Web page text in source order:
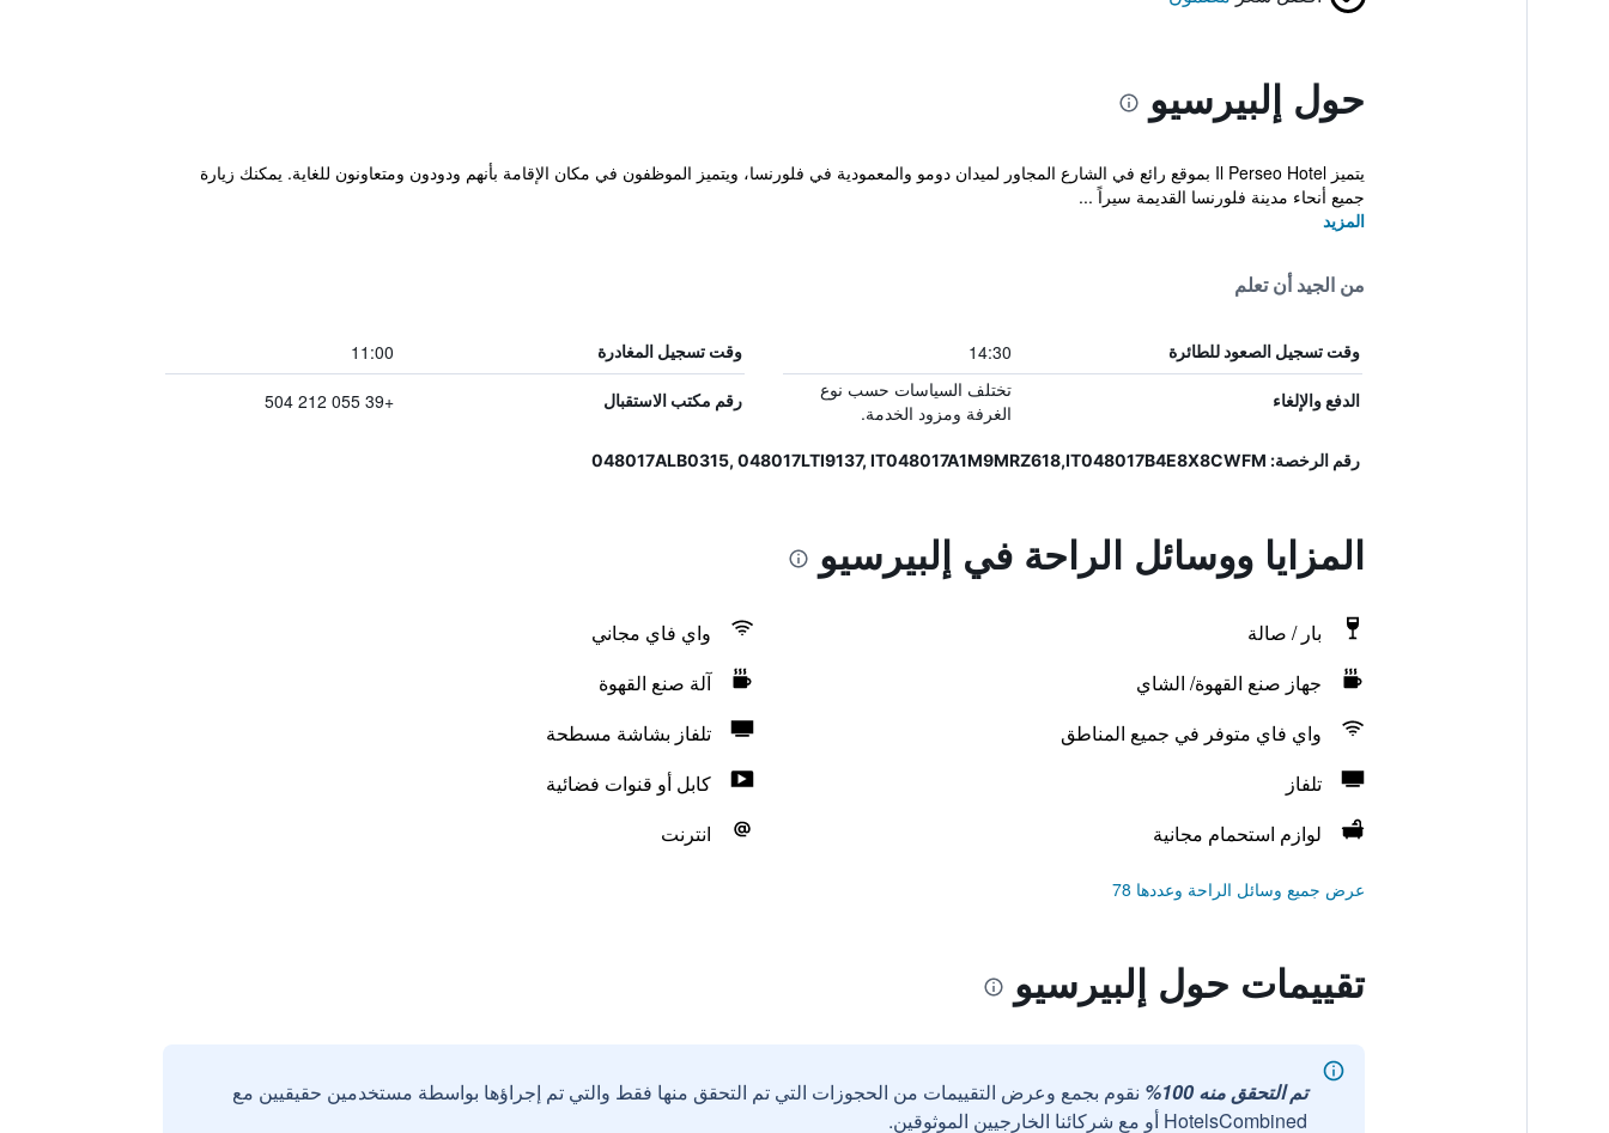
حول إلبيرسيو
يتميز Il Perseo Hotel بموقع رائع في الشارع المجاور لميدان دومو والمعمودية في فلورنسا، ويتميز الموظفون في مكان الإقامة بأنهم ودودون ومتعاونون للغاية. يمكنك زيارة
جميع أنحاء مدينة فلورنسا القديمة سيراً ...
المزيد
من الجيد أن تعلم
وقت تسجيل الصعود للطائرة 14:30 وقت تسجيل المغادرة 11:00
الدفع والإلغاء
تختلف السياسات حسب نوع
الغرفة ومزود الخدمة.
رقم مكتب الاستقبال +39 055 212 504
رقم الرخصة: 048017ALB0315, 048017LTI9137, IT048017A1M9MRZ618,IT048017B4E8X8CWFM
المزايا ووسائل الراحة في إلبيرسيو
بار / صالة
واي فاي مجاني
جهاز صنع القهوة/ الشاي
آلة صنع القهوة
واي فاي متوفر في جميع المناطق
تلفاز بشاشة مسطحة
تلفاز
كابل أو قنوات فضائية
لوازم استحمام مجانية
انترنت
عرض جميع وسائل الراحة وعددها 78
تقييمات حول إلبيرسيو
تم التحقق منه 100%
نقوم بجمع وعرض التقييمات من الحجوزات التي تم التحقق منها فقط والتي تم إجراؤها بواسطة مستخدمين حقيقيين مع
HotelsCombined أو مع شركائنا الخارجيين الموثوقين.